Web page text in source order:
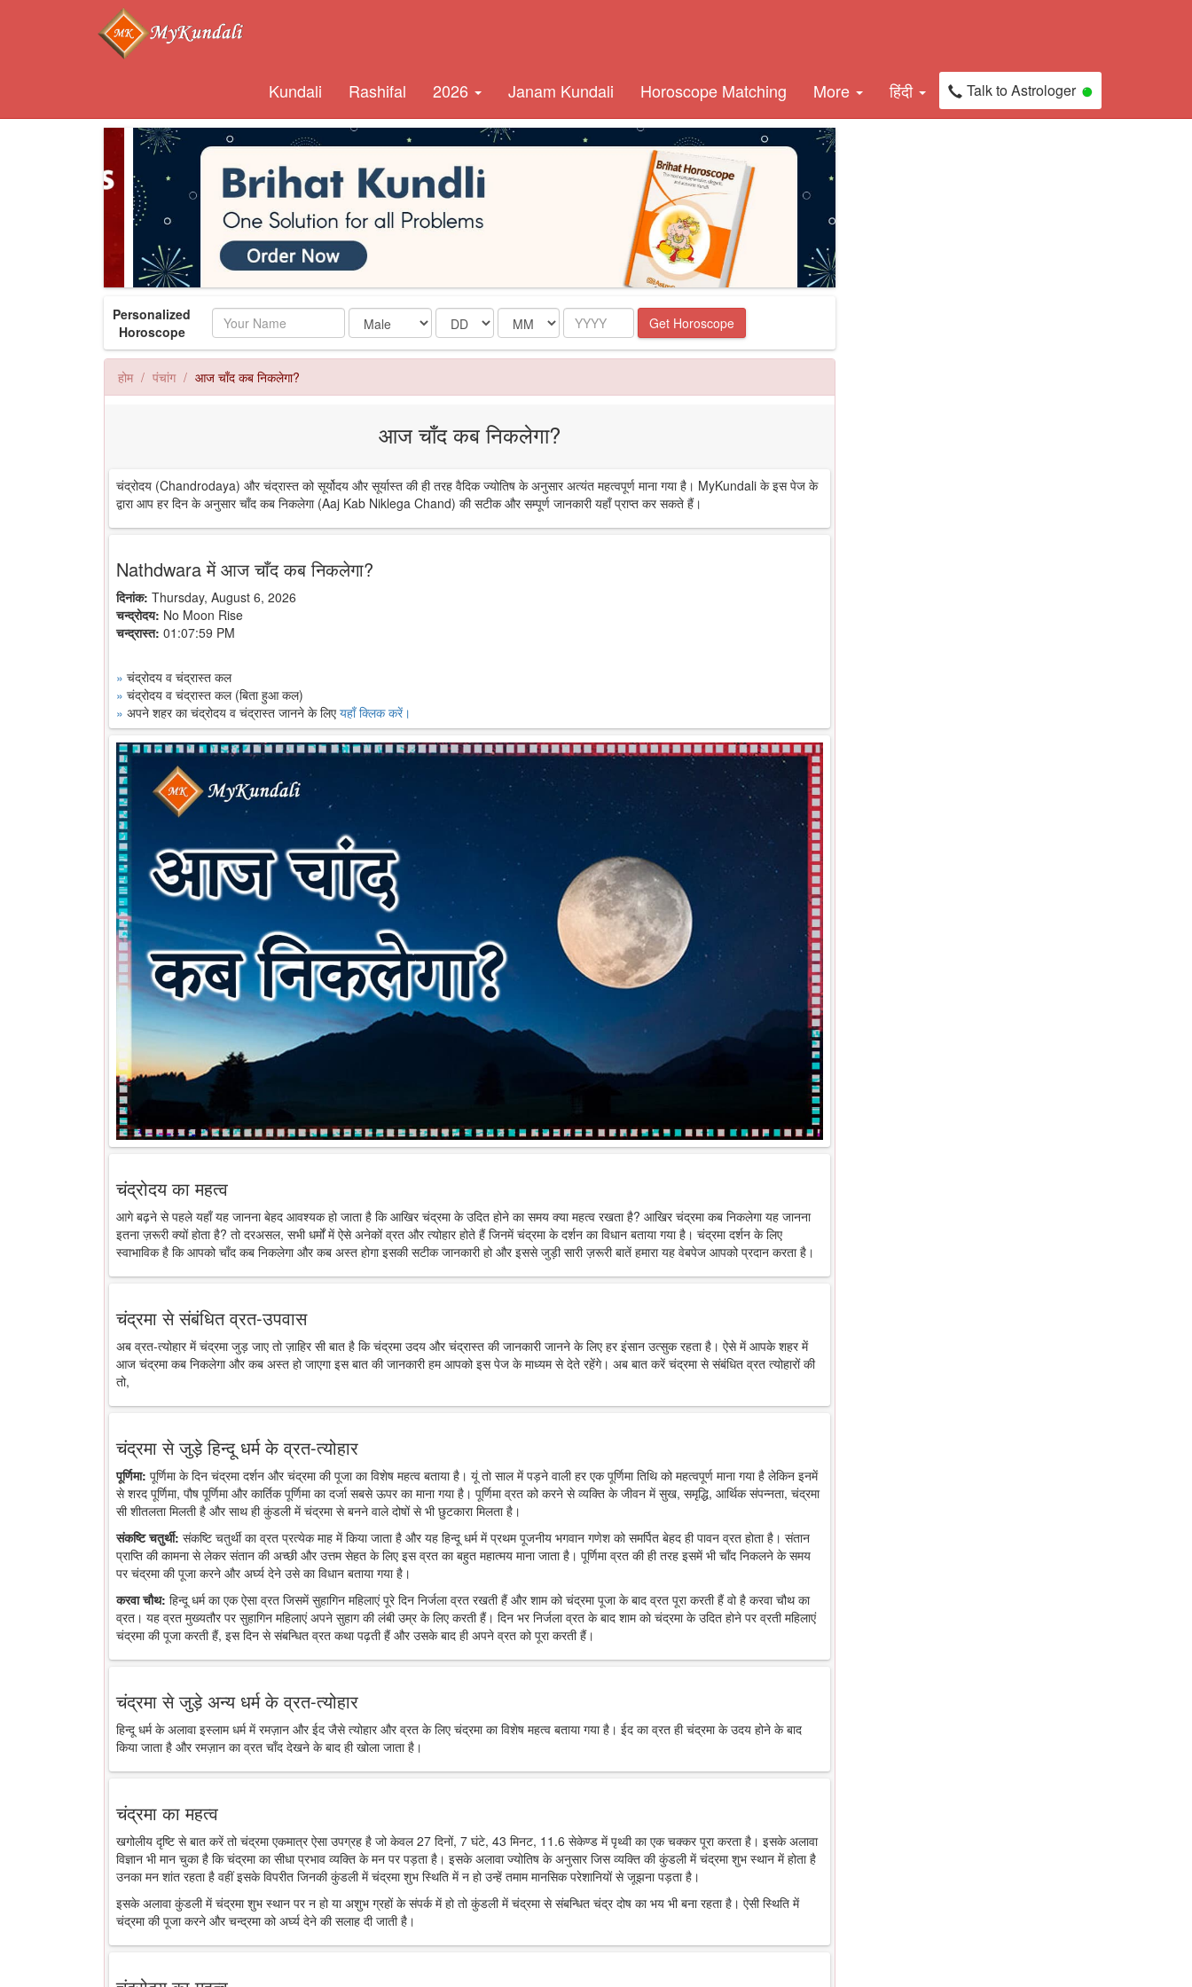
Kundali Rashifal 2026 Janam Kundali Horoscope Matching More हिंदी Talk to Astrologer
Personalized
Horoscope
Name Date Month Year Get Horoscope
होम पंचांग आज चाँद कब निकलेगा?
आज चाँद कब निकलेगा?
चंद्रोदय (Chandrodaya) और चंद्रास्त को सूर्योदय और सूर्यास्त की ही तरह वैदिक ज्योतिष के अनुसार अत्यंत महत्वपूर्ण माना गया है। MyKundali के इस पेज के
द्वारा आप हर दिन के अनुसार चाँद कब निकलेगा (Aaj Kab Niklega Chand) की सटीक और सम्पूर्ण जानकारी यहाँ प्राप्त कर सकते हैं।
Nathdwara में आज चाँद कब निकलेगा?
दिनांक: Thursday, August 6, 2026
चन्द्रोदय: No Moon Rise
चन्द्रास्त: 01:07:59 PM
» चंद्रोदय व चंद्रास्त कल
» चंद्रोदय व चंद्रास्त कल (बिता हुआ कल)
» अपने शहर का चंद्रोदय व चंद्रास्त जानने के लिएयहाँ क्लिक करें।
चंद्रोदय का महत्व
आगे बढ़ने से पहले यहाँ यह जानना बेहद आवश्यक हो जाता है कि आखिर चंद्रमा के उदित होने का समय क्या महत्व रखता है? आखिर चंद्रमा कब निकलेगा यह जानना
इतना ज़रूरी क्यों होता है? तो दरअसल, सभी धर्मों में ऐसे अनेकों व्रत और त्योहार होते हैं जिनमें चंद्रमा के दर्शन का विधान बताया गया है। चंद्रमा दर्शन के लिए
स्वाभाविक है कि आपको चाँद कब निकलेगा और कब अस्त होगा इसकी सटीक जानकारी हो और इससे जुड़ी सारी ज़रूरी बातें हमारा यह वेबपेज आपको प्रदान करता है।
चंद्रमा से संबंधित व्रत-उपवास
अब व्रत-त्योहार में चंद्रमा जुड़ जाए तो ज़ाहिर सी बात है कि चंद्रमा उदय और चंद्रास्त की जानकारी जानने के लिए हर इंसान उत्सुक रहता है। ऐसे में आपके शहर में
आज चंद्रमा कब निकलेगा और कब अस्त हो जाएगा इस बात की जानकारी हम आपको इस पेज के माध्यम से देते रहेंगे। अब बात करें चंद्रमा से संबंधित व्रत त्योहारों की
तो,
चंद्रमा से जुड़े हिन्दू धर्म के व्रत-त्योहार
पूर्णिमा: पूर्णिमा के दिन चंद्रमा दर्शन और चंद्रमा की पूजा का विशेष महत्व बताया है। यूं तो साल में पड़ने वाली हर एक पूर्णिमा तिथि को महत्वपूर्ण माना गया है लेकिन इनमें
से शरद पूर्णिमा, पौष पूर्णिमा और कार्तिक पूर्णिमा का दर्जा सबसे ऊपर का माना गया है। पूर्णिमा व्रत को करने से व्यक्ति के जीवन में सुख, समृद्धि, आर्थिक संपन्नता, चंद्रमा
सी शीतलता मिलती है और साथ ही कुंडली में चंद्रमा से बनने वाले दोषों से भी छुटकारा मिलता है।
संकष्टि चतुर्थी: संकष्टि चतुर्थी का व्रत प्रत्येक माह में किया जाता है और यह हिन्दू धर्म में प्रथम पूजनीय भगवान गणेश को समर्पित बेहद ही पावन व्रत होता है। संतान
प्राप्ति की कामना से लेकर संतान की अच्छी और उत्तम सेहत के लिए इस व्रत का बहुत महात्मय माना जाता है। पूर्णिमा व्रत की ही तरह इसमें भी चाँद निकलने के समय
पर चंद्रमा की पूजा करने और अर्घ्य देने उसे का विधान बताया गया है।
करवा चौथ: हिन्दू धर्म का एक ऐसा व्रत जिसमें सुहागिन महिलाएं पूरे दिन निर्जला व्रत रखती हैं और शाम को चंद्रमा पूजा के बाद व्रत पूरा करती हैं वो है करवा चौथ का
व्रत। यह व्रत मुख्यतौर पर सुहागिन महिलाएं अपने सुहाग की लंबी उम्र के लिए करती हैं। दिन भर निर्जला व्रत के बाद शाम को चंद्रमा के उदित होने पर व्रती महिलाएं
चंद्रमा की पूजा करती हैं, इस दिन से संबन्धित व्रत कथा पढ़ती हैं और उसके बाद ही अपने व्रत को पूरा करती हैं।
चंद्रमा से जुड़े अन्य धर्म के व्रत-त्योहार
हिन्दू धर्म के अलावा इस्लाम धर्म में रमज़ान और ईद जैसे त्योहार और व्रत के लिए चंद्रमा का विशेष महत्व बताया गया है। ईद का व्रत ही चंद्रमा के उदय होने के बाद
किया जाता है और रमज़ान का व्रत चाँद देखने के बाद ही खोला जाता है।
चंद्रमा का महत्व
खगोलीय दृष्टि से बात करें तो चंद्रमा एकमात्र ऐसा उपग्रह है जो केवल 27 दिनों, 7 घंटे, 43 मिनट, 11.6 सेकेण्ड में पृथ्वी का एक चक्कर पूरा करता है। इसके अलावा
विज्ञान भी मान चुका है कि चंद्रमा का सीधा प्रभाव व्यक्ति के मन पर पड़ता है। इसके अलावा ज्योतिष के अनुसार जिस व्यक्ति की कुंडली में चंद्रमा शुभ स्थान में होता है
उनका मन शांत रहता है वहीं इसके विपरीत जिनकी कुंडली में चंद्रमा शुभ स्थिति में न हो उन्हें तमाम मानसिक परेशानियों से जूझना पड़ता है।
इसके अलावा कुंडली में चंद्रमा शुभ स्थान पर न हो या अशुभ ग्रहों के संपर्क में हो तो कुंडली में चंद्रमा से संबन्धित चंद्र दोष का भय भी बना रहता है। ऐसी स्थिति में
चंद्रमा की पूजा करने और चन्द्रमा को अर्घ्य देने की सलाह दी जाती है।